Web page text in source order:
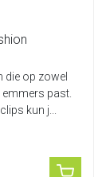
die op zowel
emmers past.
kun j...